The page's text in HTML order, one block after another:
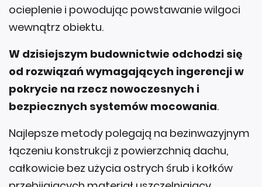
ocieplenie i powodując powstawanie wilgoci
wewnątrz obiektu.
W dzisiejszym budownictwie odchodzi się
od rozwiązań wymagających ingerencji w
pokrycie na rzecz nowoczesnych i
bezpiecznych systemów mocowania.
Najlepsze metody polegają na bezinwazyjnym
łączeniu konstrukcji z powierzchnią dachu,
całkowicie bez użycia ostrych śrub i kołków